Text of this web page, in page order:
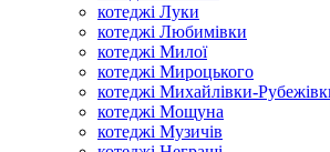
котеджі Луки
котеджі Любимівки
котеджі Милої
котеджі Мироцького
котеджі Михайлівки-
котеджі Мощуна
котеджі Музичів